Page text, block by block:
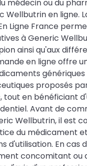
médecin ou du
Wellbutrin en ligne.
Ligne France
à Generic
ainsi qu'aux
en ligne offre
proposés
tout en bénéficiant
Avant de
Wellbutrin, il est
du médicament
d'utilisation. En cas
concomitant ou